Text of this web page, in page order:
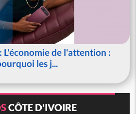
de l'attention :
les j...
CÔTE D'IVOIRE